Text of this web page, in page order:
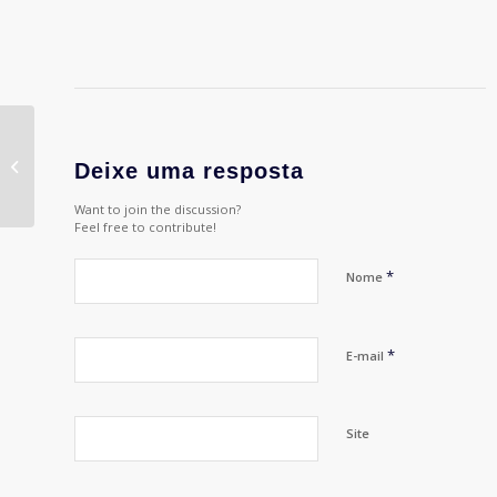
Deixe uma resposta
Want to join the discussion?
Feel free to contribute!
Nome *
E-mail *
Site
A APP convoca seus associados